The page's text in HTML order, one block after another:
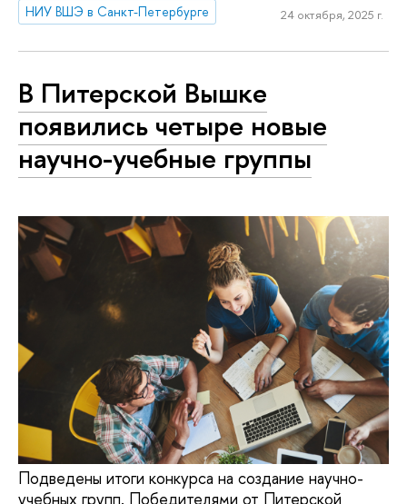
НИУ ВШЭ в Санкт-Петербурге
24 октября, 2025 г.
В Питерской Вышке
появились четыре новые
научно-учебные группы
Подведены итоги конкурса на создание научно-
учебных групп. Победителями от Питерской